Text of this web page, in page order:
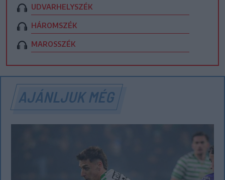
UDVARHELYSZÉK
HÁROMSZÉK
MAROSSZÉK
AJÁNLJUK MÉG